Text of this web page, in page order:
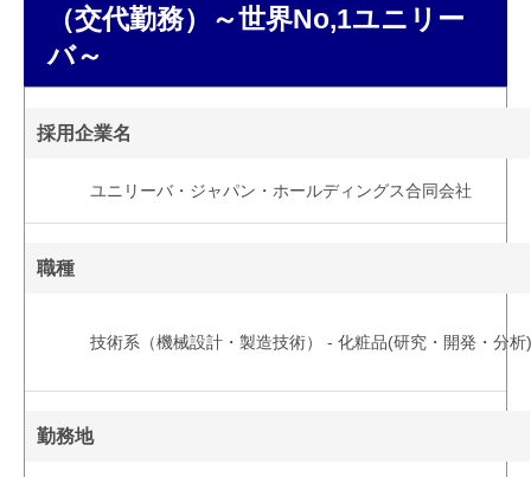
（交代勤務）～世界No,1ユニリー
バ～
採用企業名
ユニリーバ・ジャパン・ホールディングス合同会社
職種
技術系（機械設計・製造技術） - 化粧品(研究・開発・分析)
勤務地